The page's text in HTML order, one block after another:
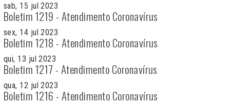
sab, 15 jul 2023
Boletim 1219 - Atendimento Coronavírus
sex, 14 jul 2023
Boletim 1218 - Atendimento Coronavírus
qui, 13 jul 2023
Boletim 1217 - Atendimento Coronavírus
qua, 12 jul 2023
Boletim 1216 - Atendimento Coronavírus